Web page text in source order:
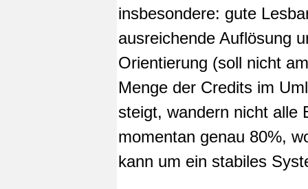
insbesondere: gute
ausreichende Auflösung
Orientierung (soll nicht
Menge der Credits im
steigt, wandern nicht alle
momentan genau 80%,
kann um ein stabiles